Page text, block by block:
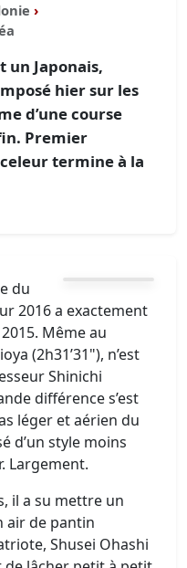
›
un Japonais,
hier sur les
d’une course
Premier
termine à la
du
2016 a exactement
Même au
(2h31’31"), n’est
Shinichi
différence s’est
léger et aérien du
d’un style moins
Largement.
il a su mettre un
air de pantin
Shusei Ohashi